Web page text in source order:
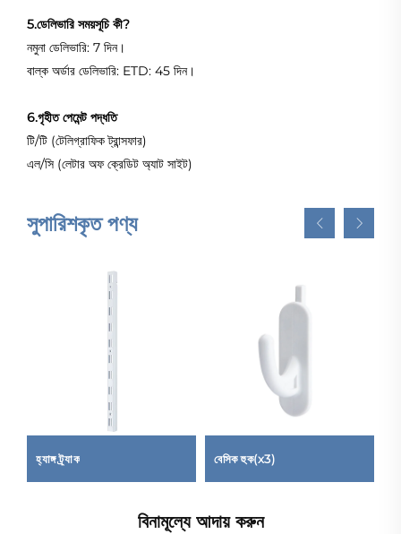
5.ডেলিভারি সময়সূচি কী?
নমুনা ডেলিভারি: 7 দিন।
বাল্ক অর্ডার ডেলিভারি: ETD: 45 দিন।
6.গৃহীত পেমেন্ট পদ্ধতি
টি/টি (টেলিগ্রাফিক ট্রান্সফার)
এল/সি (লেটার অফ ক্রেডিট অ্যাট সাইট)
সুপারিশকৃত পণ্য
হ্যাঙ্গ ট্র্যাক বেসিক হুক(x3)
বিনামূল্যে আদায় করুন